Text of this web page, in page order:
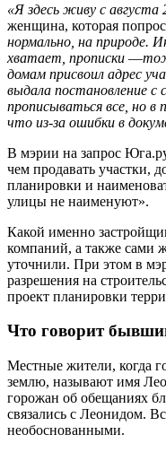
«Я здесь живу с августа
женщина, которая
нормально, на природе.
хватает, прописки —
домам присвоил адрес
выдала постановление
прописываться все, но в
что из‑за ошибки в
В мэрии на запрос
чем продавать участки,
планировки и
улицы не наименуют».
Какой именно
компаний, а также сами
уточнили. При этом в
разрешения на
проект планировки
Что говорит
Местные жители, когда
землю, называют имя
горожан об обещаниях
связались с Леонидом.
необоснованными.